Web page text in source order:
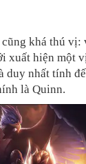
khá thú vị:
xuất hiện một
duy nhất tính
là Quinn.